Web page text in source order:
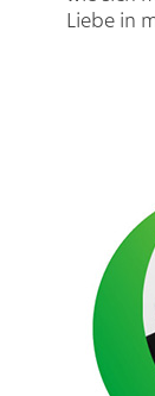
Liebe in